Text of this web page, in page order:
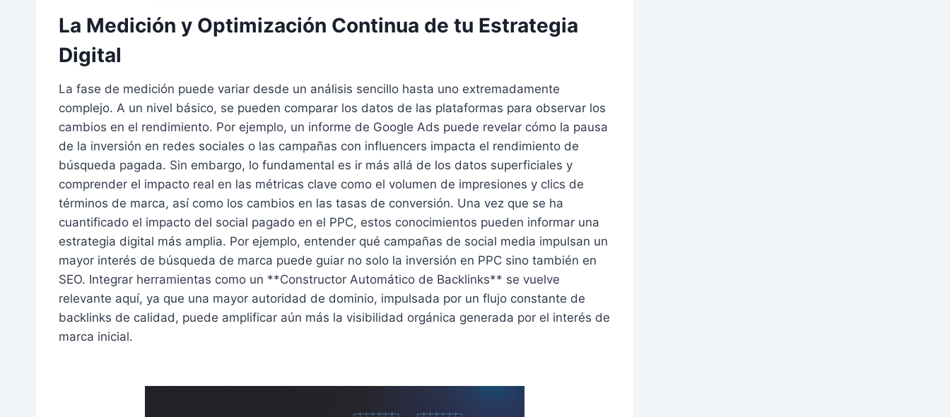
La Medición y Optimización Continua de tu Estrategia
Digital
La fase de medición puede variar desde un análisis sencillo hasta uno extremadamente
complejo. A un nivel básico, se pueden comparar los datos de las plataformas para observar los
cambios en el rendimiento. Por ejemplo, un informe de Google Ads puede revelar cómo la pausa
de la inversión en redes sociales o las campañas con influencers impacta el rendimiento de
búsqueda pagada. Sin embargo, lo fundamental es ir más allá de los datos superficiales y
comprender el impacto real en las métricas clave como el volumen de impresiones y clics de
términos de marca, así como los cambios en las tasas de conversión. Una vez que se ha
cuantificado el impacto del social pagado en el PPC, estos conocimientos pueden informar una
estrategia digital más amplia. Por ejemplo, entender qué campañas de social media impulsan un
mayor interés de búsqueda de marca puede guiar no solo la inversión en PPC sino también en
SEO. Integrar herramientas como un **Constructor Automático de Backlinks** se vuelve
relevante aquí, ya que una mayor autoridad de dominio, impulsada por un flujo constante de
backlinks de calidad, puede amplificar aún más la visibilidad orgánica generada por el interés de
marca inicial.